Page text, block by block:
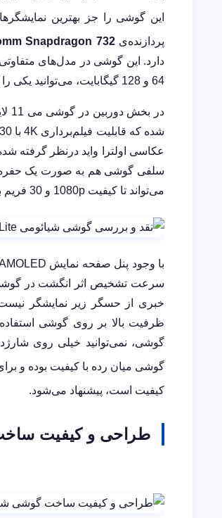
این گوشی را جز بهترین
پردازنده‌یSnapdragon 732
64 و 128 گیگابایت، می‌توانید یکی را انتخاب کنید.
می‌تواند تا کیفیت 1080p و 30 فریم بر ثانیه فیلم‌برداری کند.
خبری از حسگر زیر نمایشگر
ظرفیت بالا بر روی گوشی استفاده کند.
گوشی میان رده با کیفیت بوده و
کیفیت است، پیشنهاد می‌شود.
طراحی و کیفیت